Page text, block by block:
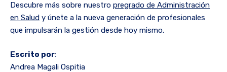
Descubre más sobre nuestro pregrado de Administración
en Salud y únete a la nueva generación de profesionales
que impulsarán la gestión desde hoy mismo.
Escrito por:
Andrea Magali Ospitia